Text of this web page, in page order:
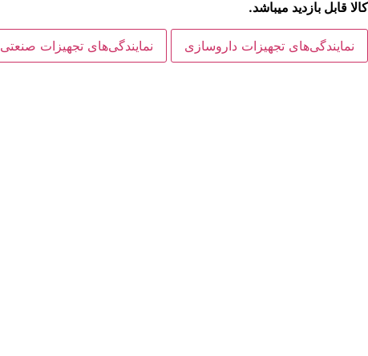
کالا قابل بازدید می­باشد.
نمایندگی‌های تجهیزات داروسازی نمایندگی‌های تجهیزات صنعتی